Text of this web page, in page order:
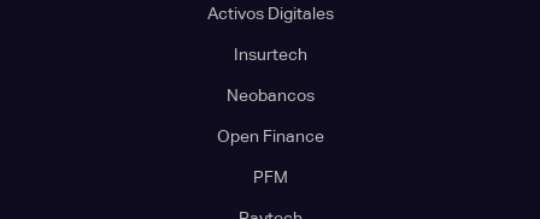
Activos Digitales
Insurtech
Neobancos
Open Finance
PFM